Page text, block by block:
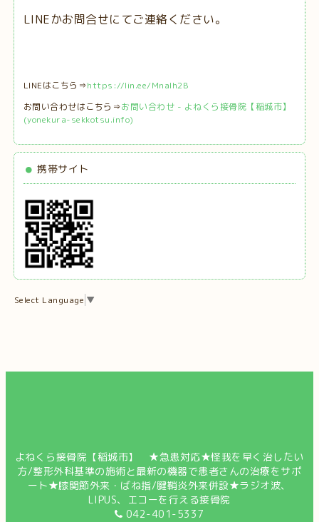
LINEかお問合せにてご連絡ください。
LINEはこちら⇒https://lin.ee/MnaIh2B
お問い合わせはこちら⇒お問い合わせ - よねくら接骨院【稲城市】
(yonekura-sekkotsu.info)
携帯サイト
Select Language ▼
よねくら接骨院【稲城市】 ★急患対応★怪我を早く治したい
方/整形外科基準の施術と最新の機器で患者さんの治療をサポ
ート★膝関節外来・ばね指/腱鞘炎外来併設★ラジオ波、
LIPUS、エコーを行える接骨院
042-401-5337